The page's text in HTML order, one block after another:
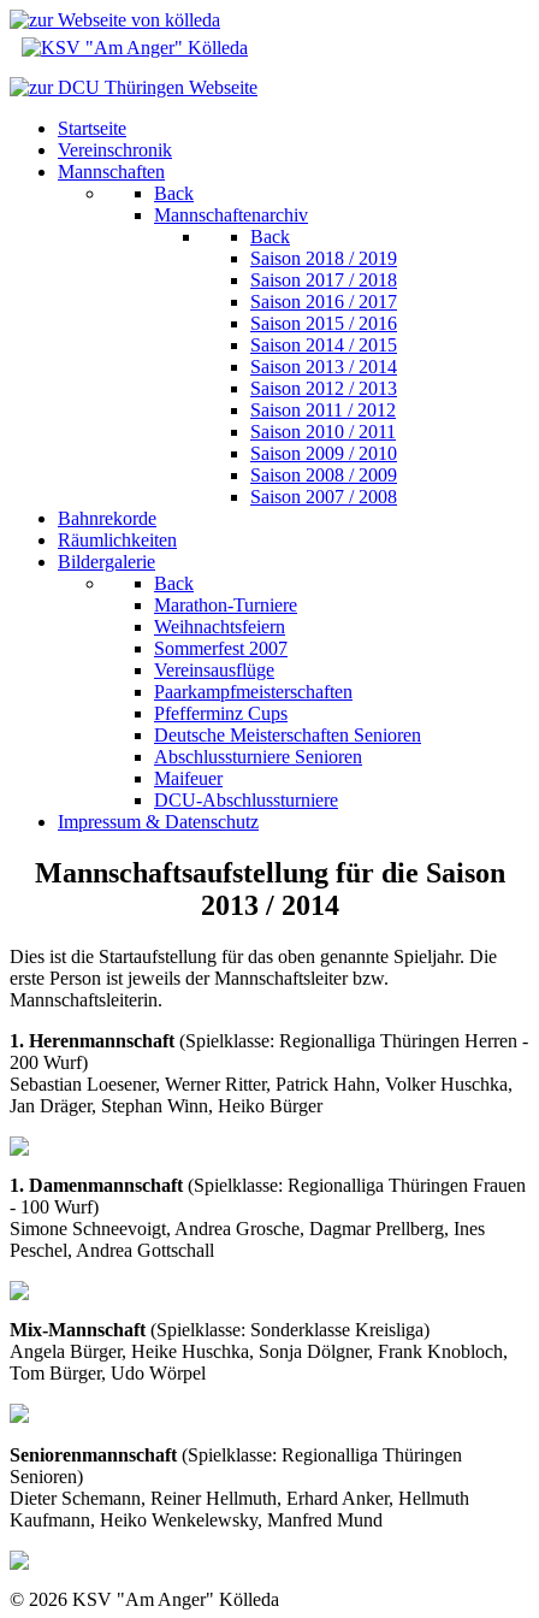
Startseite
Vereinschronik
Mannschaften
Back
Mannschaftenarchiv
Back
Saison 2018 / 2019
Saison 2017 / 2018
Saison 2016 / 2017
Saison 2015 / 2016
Saison 2014 / 2015
Saison 2013 / 2014
Saison 2012 / 2013
Saison 2011 / 2012
Saison 2010 / 2011
Saison 2009 / 2010
Saison 2008 / 2009
Saison 2007 / 2008
Bahnrekorde
Räumlichkeiten
Bildergalerie
Back
Marathon-Turniere
Weihnachtsfeiern
Sommerfest 2007
Vereinsausflüge
Paarkampfmeisterschaften
Pfefferminz Cups
Deutsche Meisterschaften Senioren
Abschlussturniere Senioren
Maifeuer
DCU-Abschlussturniere
Impressum & Datenschutz
Mannschaftsaufstellung für die Saison
2013 / 2014
Dies ist die Startaufstellung für das oben genannte Spieljahr. Die
erste Person ist jeweils der Mannschaftsleiter bzw.
Mannschaftsleiterin.
1. Herenmannschaft (Spielklasse: Regionalliga Thüringen Herren -
200 Wurf)
Sebastian Loesener, Werner Ritter, Patrick Hahn, Volker Huschka,
Jan Dräger, Stephan Winn, Heiko Bürger
1. Damenmannschaft (Spielklasse: Regionalliga Thüringen Frauen
- 100 Wurf)
Simone Schneevoigt, Andrea Grosche, Dagmar Prellberg, Ines
Peschel, Andrea Gottschall
Mix-Mannschaft (Spielklasse: Sonderklasse Kreisliga)
Angela Bürger, Heike Huschka, Sonja Dölgner, Frank Knobloch,
Tom Bürger, Udo Wörpel
Seniorenmannschaft (Spielklasse: Regionalliga Thüringen
Senioren)
Dieter Schemann, Reiner Hellmuth, Erhard Anker, Hellmuth
Kaufmann, Heiko Wenkelewsky, Manfred Mund
© 2026 KSV "Am Anger" Kölleda